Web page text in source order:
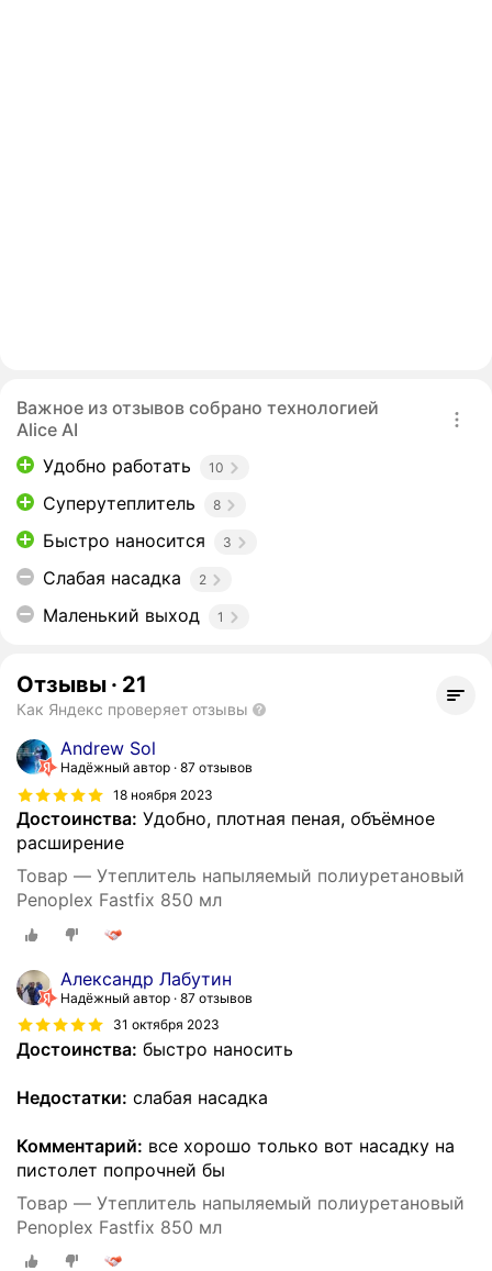
Важное из отзывов собрано технологией
Alice AI
Удобно работать
10
Суперутеплитель 8
Быстро наносится 3
Слабая насадка 2
Маленький выход 1
Отзывы · 21
Как Яндекс проверяет отзывы
Andrew Sol
Надёжный автор 87 отзывов
18 ноября 2023
Достоинства: Удобно, плотная пеная, объёмное
расширение
Товар — Утеплитель напыляемый полиуретановый
Penoplex Fastfix 850 мл
Александр Лабутин
Надёжный автор 87 отзывов
31 октября 2023
Достоинства: быстро наносить
Недостатки: слабая насадка
Комментарий: все хорошо только вот насадку на
пистолет попрочней бы
Товар — Утеплитель напыляемый полиуретановый
Penoplex Fastfix 850 мл